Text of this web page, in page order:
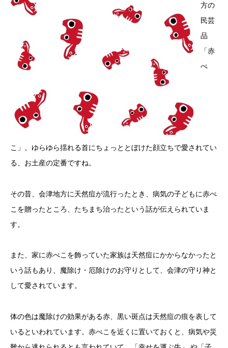
方の
民芸
品
「赤
べ
こ」。ゆらゆら揺れる首にちょっととぼけた顔立ちで愛されてい
る、お土産の定番ですね。
その昔、会津地方に天然痘が流行ったとき、病気の子どもに赤べ
こを贈ったところ、たちまち治ったという話が伝えられていま
す。
また、家に赤べこを飾っていた家族は天然痘にかからなかったと
いう話もあり、魔除け・厄除けのお守りとして、会津の守り神と
して愛されています。
体の色は魔除けの効果がある赤、黒い斑点は天然痘の痕を表して
いるといわれています。赤べこを近くに置いておくと、病気や災